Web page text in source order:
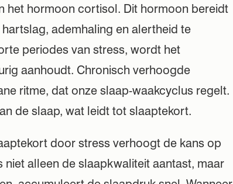
het hormoon cortisol. Dit hormoon bereidt
ademhaling en alertheid te
periodes van stress, wordt het
aanhoudt. Chronisch verhoogde
ritme, dat onze slaap-waakcyclus regelt.
de slaap, wat leidt tot slaaptekort.
door stress verhoogt de kans op
alleen de slaapkwaliteit aantast, maar